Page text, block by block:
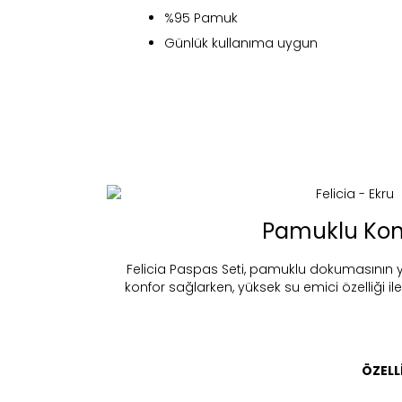
%95 Pamuk
Günlük kullanıma uygun
Pamuklu
Felicia Paspas Seti, pamuklu dokumasının
konfor sağlarken, yüksek su emici özelliği